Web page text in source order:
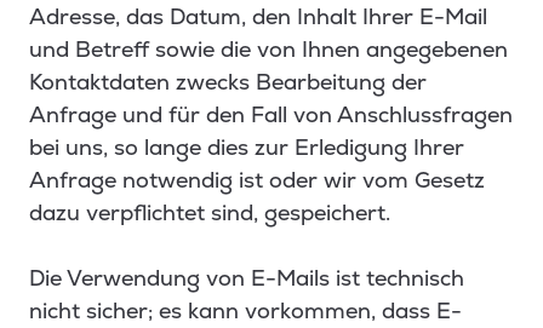
Adresse, das Datum, den Inhalt Ihrer E-Mail
und Betreff sowie die von Ihnen angegebenen
Kontaktdaten zwecks Bearbeitung der
Anfrage und für den Fall von Anschlussfragen
bei uns, so lange dies zur Erledigung Ihrer
Anfrage notwendig ist oder wir vom Gesetz
dazu verpflichtet sind, gespeichert.
Die Verwendung von E-Mails ist technisch
nicht sicher; es kann vorkommen, dass E-